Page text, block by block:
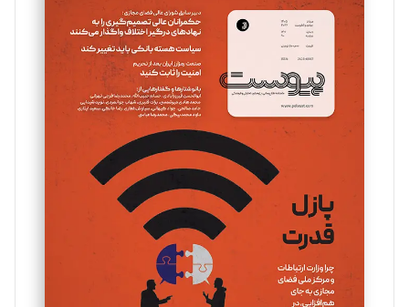
سروش کرمیان
تحریریه
مینا پاکدل
یسنا امان‌پور
تحریریه
ملینا جعفری